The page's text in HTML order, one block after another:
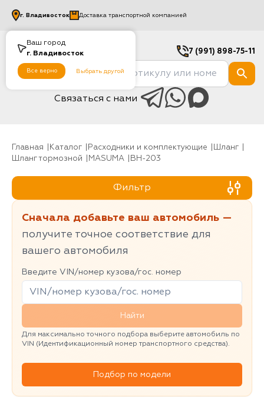
Ваш город
г. Владивосток
Все верно Выбрать другой
г. Владивосток Доставка транспортной компанией
7 (991) 898-75-11
Связаться с нами
Главная Каталог Расходники и комплектующие
шланг
Шланг тормозной
MASUMA BH-203
Фильтр
Сначала добавьте ваш автомобиль —
получите точное соответствие для
вашего автомобиля
Введите VIN/номер кузова/гос. номер
Найти
Для максимально точного подбора выберите автомобиль по
VIN (Идентификационный номер транспортного средства).
Подбор по модели